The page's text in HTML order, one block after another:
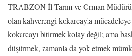
TRABZON İl Tarım ve Orman
olan kahverengi kokarcayla
kokarcayı bitirmek kolay değil; ama
düşürmek, zamanla da yok etmek